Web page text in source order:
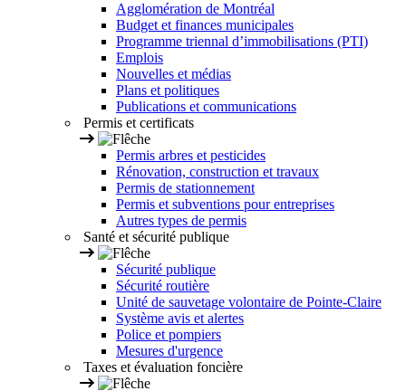
Agglomération de Montréal
Budget et finances municipales
Programme triennal d’immobilisations (PTI)
Emplois
Nouvelles et médias
Plans et politiques
Publications et communications
Permis et certificats
Permis arbres et pesticides
Rénovation, construction et travaux
Permis de stationnement
Permis et subventions pour entreprises
Autres types de permis
Santé et sécurité publique
Sécurité publique
Sécurité routière
Unité de sauvetage volontaire de Pointe-Claire
Système avis et alertes
Police et pompiers
Mesures d'urgence
Taxes et évaluation foncière